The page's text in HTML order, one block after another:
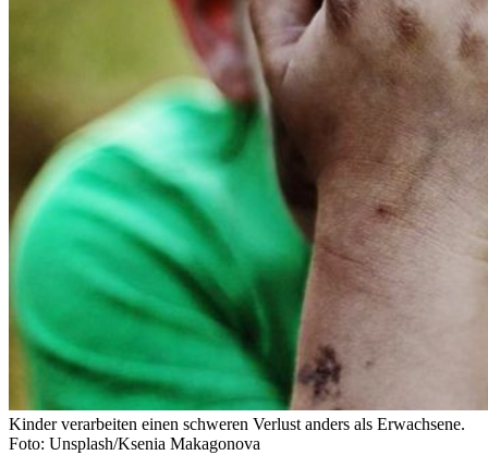
Kinder verarbeiten einen schweren Verlust anders als Erwachsene.
Foto: Unsplash/Ksenia Makagonova